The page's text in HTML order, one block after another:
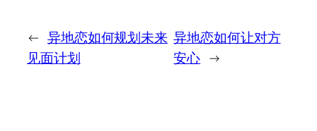
← 异地恋如何规划未来
见面计划
异地恋如何让对方
安心 →